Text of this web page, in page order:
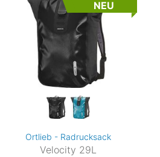
NEU
Ortlieb - Radrucksack
Velocity 29L